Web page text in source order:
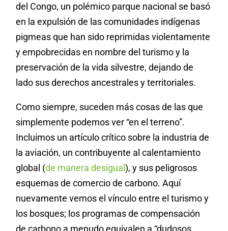
del Congo, un polémico parque nacional se basó
en la expulsión de las comunidades indígenas
pigmeas que han sido reprimidas violentamente
y empobrecidas en nombre del turismo y la
preservación de la vida silvestre, dejando de
lado sus derechos ancestrales y territoriales.
Como siempre, suceden más cosas de las que
simplemente podemos ver “en el terreno”.
Incluimos un artículo crítico sobre la industria de
la aviación, un contribuyente al calentamiento
global (de manera desigual), y sus peligrosos
esquemas de comercio de carbono. Aquí
nuevamente vemos el vínculo entre el turismo y
los bosques; los programas de compensación
de carbono a menudo equivalen a “dudosos